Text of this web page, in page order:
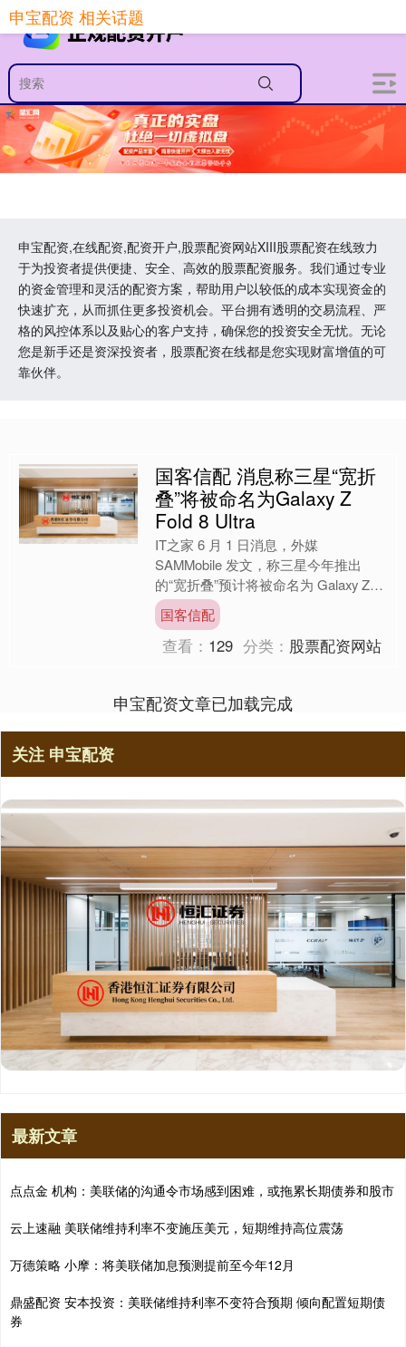
申宝配资,在线配资,配资开户,股票配资网站XIII‌股票配资在线致力
于为投资者提供便捷、安全、高效的股票配资服务。我们通过专业
的资金管理和灵活的配资方案，帮助用户以较低的成本实现资金的
快速扩充，从而抓住更多投资机会。平台拥有透明的交易流程、严
格的风控体系以及贴心的客户支持，确保您的投资安全无忧。无论
您是新手还是资深投资者，股票配资在线都是您实现财富增值的可
靠伙伴。
申宝配资 相关话题
国客信配 消息称三星“宽折
叠”将被命名为Galaxy Z
Fold 8 Ultra
IT之家 6 月 1 日消息，外媒
SAMMobile 发文，称三星今年推出
的“宽折叠”预计将被命名为 Galaxy Z
Fold 8 Ultra，而非此前传闻....
国客信配
查看： 129 分类： 股票配资网站
申宝配资文章已加载完成
关注 申宝配资
最新文章
点点金 机构：美联储的沟通令市场感到困难，或拖累长期债券和股市
云上速融 美联储维持利率不变施压美元，短期维持高位震荡
万德策略 小摩：将美联储加息预测提前至今年12月
鼎盛配资 安本投资：美联储维持利率不变符合预期 倾向配置短期债
券